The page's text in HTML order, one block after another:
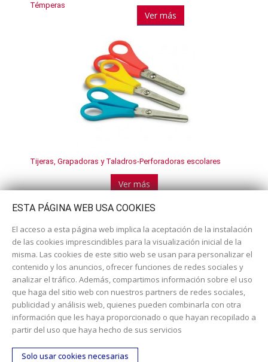
Témperas
Ver más
Tijeras, Grapadoras y Taladros-Perforadoras escolares
Ver más
Dirección:c/ Cercedilla nº 14, 28925 Alcorcón
Email:contacta aquí
ESTA PÁGINA WEB USA COOKIES
El acceso a esta página web implica la aceptación de la instalación
de las cookies imprescindibles para la visualización inicial de la
misma. Las cookies de este sitio web se usan para personalizar el
contenido y los anuncios, ofrecer funciones de redes sociales y
analizar el tráfico. Además, compartimos información sobre el uso
que haga del sitio web con nuestros partners de redes sociales,
publicidad y análisis web, quienes pueden combinarla con otra
información que les haya proporcionado o que hayan recopilado a
partir del uso que haya hecho de sus servicios
Solo usar cookies necesarias